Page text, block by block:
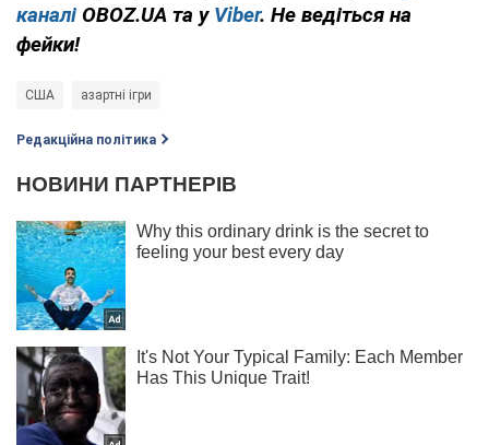
каналі OBOZ.UA та у Viber. Не ведіться на
фейки!
США азартні ігри
Редакційна політика